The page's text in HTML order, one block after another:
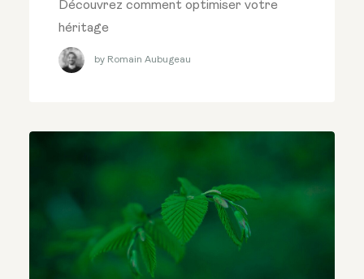
Découvrez comment optimiser votre
héritage
by Romain Aubugeau